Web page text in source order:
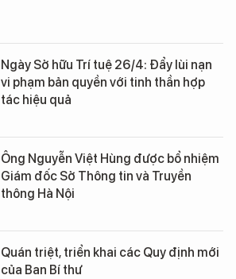
Ngày Sở hữu Trí tuệ 26/4: Đẩy lùi nạn
vi phạm bản quyền với tinh thần hợp
tác hiệu quả
Ông Nguyễn Việt Hùng được bổ nhiệm
Giám đốc Sở Thông tin và Truyền
thông Hà Nội
Quán triệt, triển khai các Quy định mới
của Ban Bí thư